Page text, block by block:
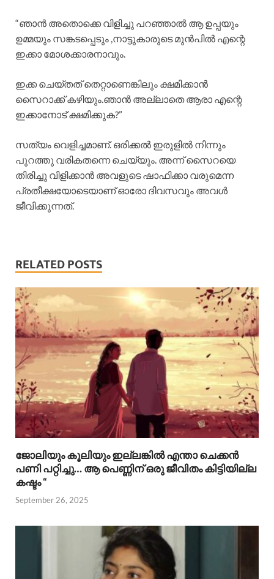
“ഞാൻ അതൊക്കെ വിളിച്ചു പറഞ്ഞാൽ ആ ഉപ്പയും
ഉമ്മയും സങ്കടപ്പെടും ,നാട്ടുകാരുടെ മുൻപിൽ എന്റെ
ഇക്കാ മോശക്കാരനാവും.
ഇക്ക ചെയ്തത് തെറ്റാണെങ്കിലും ക്ഷമിക്കാൻ
സൈറാക്ക്‌ കഴിയും.ഞാൻ അല്ലാതെ ആരാ എന്റെ
ഇക്കാനോട് ക്ഷമിക്കുക?”
സത്യം വെളിച്ചമാണ്. ഒരിക്കൽ ഇരുളിൽ നിന്നും
പുറത്തു വരികതന്നെ ചെയ്യും. അന്ന് സൈറയെ
തിരിച്ചു വിളിക്കാൻ അവളുടെ ഷാഫിക്കാ വരുമെന്ന
പ്രതീക്ഷയോടെയാണ് ഓരോ ദിവസവും അവൾ
ജീവിക്കുന്നത്.
RELATED POSTS
ജോലിയും കൂലിയും ഇല്ലങ്കിൽ എന്താ ചെക്കൻ
പണി പറ്റിച്ചു… ആ പെണ്ണിന് ഒരു ജീവിതം കിട്ടിയില്ല
കഷ്ടം “
September 26, 2025